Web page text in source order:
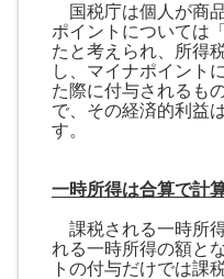
国税庁は個人が商
ポイントについては
たと考えられ、所得
し、マイナポイント
た際に付与されるも
で、その経済的利益
す。
一時所得は合算で計
課税される一時所
れる一時所得の額と
トの付与だけでは課